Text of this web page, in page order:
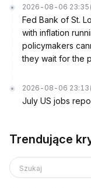
2026-08-06 23:35
Fed Bank of St.
with inflation
policymakers
they wait for the
2026-08-06 23:13
July US jobs
Trendujące
Szukaj